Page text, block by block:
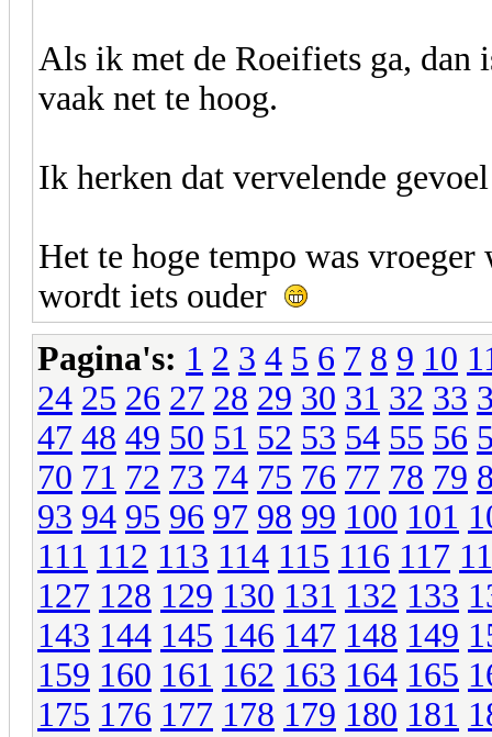
Als ik met de Roeifiets ga,
vaak net te hoog.
Ik herken dat vervelende
Het te hoge tempo was
wordt iets ouder
Pagina's: 1 2 3 4 5 6 7 8 9 10
24 25 26 27 28 29 30 31 32 33
47 48 49 50 51 52 53 54 55 56
70 71 72 73 74 75 76 77 78 79
93 94 95 96 97 98 99 100 101
111 112 113 114 115 116 117
127 128 129 130 131 132 133
143 144 145 146 147 148 149
159 160 161 162 163 164 165
175 176 177 178 179 180 181